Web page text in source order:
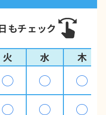
もチェック
火 水 木
◯ ◯ ◯
◯ ◯ ◯